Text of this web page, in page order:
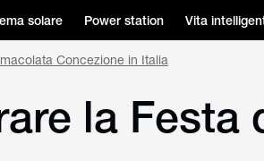
solare Power station Vita
Concezione in Italia
la